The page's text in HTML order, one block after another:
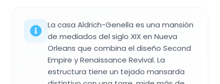
La casa Aldrich-Genella es una mansión
de mediados del siglo XIX en Nueva
Orleans que combina el diseño Second
Empire y Renaissance Revival. La
estructura tiene un tejado mansarda